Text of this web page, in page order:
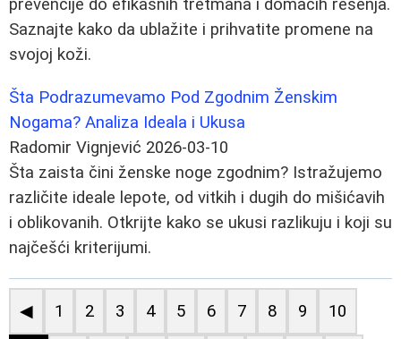
prevencije do efikasnih tretmana i domaćih rešenja.
Saznajte kako da ublažite i prihvatite promene na
svojoj koži.
Šta Podrazumevamo Pod Zgodnim Ženskim
Nogama? Analiza Ideala i Ukusa
Radomir Vignjević 2026-03-10
Šta zaista čini ženske noge zgodnim? Istražujemo
različite ideale lepote, od vitkih i dugih do mišićavih
i oblikovanih. Otkrijte kako se ukusi razlikuju i koji su
najčešći kriterijumi.
◀ 1 2 3 4 5 6 7 8 9 10